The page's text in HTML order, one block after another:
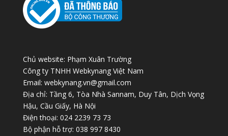
Chủ website: Phạm Xuân Trường
Công ty TNHH Webkynang Việt Nam
Email: webkynang.vn@gmail.com
Địa chỉ: Tầng 6, Tòa Nhà Sannam, Duy Tân, Dịch Vọng
Hậu, Cầu Giấy, Hà Nội
Điện thoại: 024 2239 73 73
Bộ phận hỗ trợ: 038 997 8430